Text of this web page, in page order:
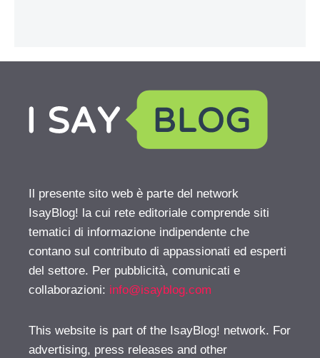
Il presente sito web è parte del network
IsayBlog! la cui rete editoriale comprende siti
tematici di informazione indipendente che
contano sul contributo di appassionati ed esperti
del settore. Per pubblicità, comunicati e
collaborazioni: info@isayblog.com
This website is part of the IsayBlog! network. For
advertising, press releases and other